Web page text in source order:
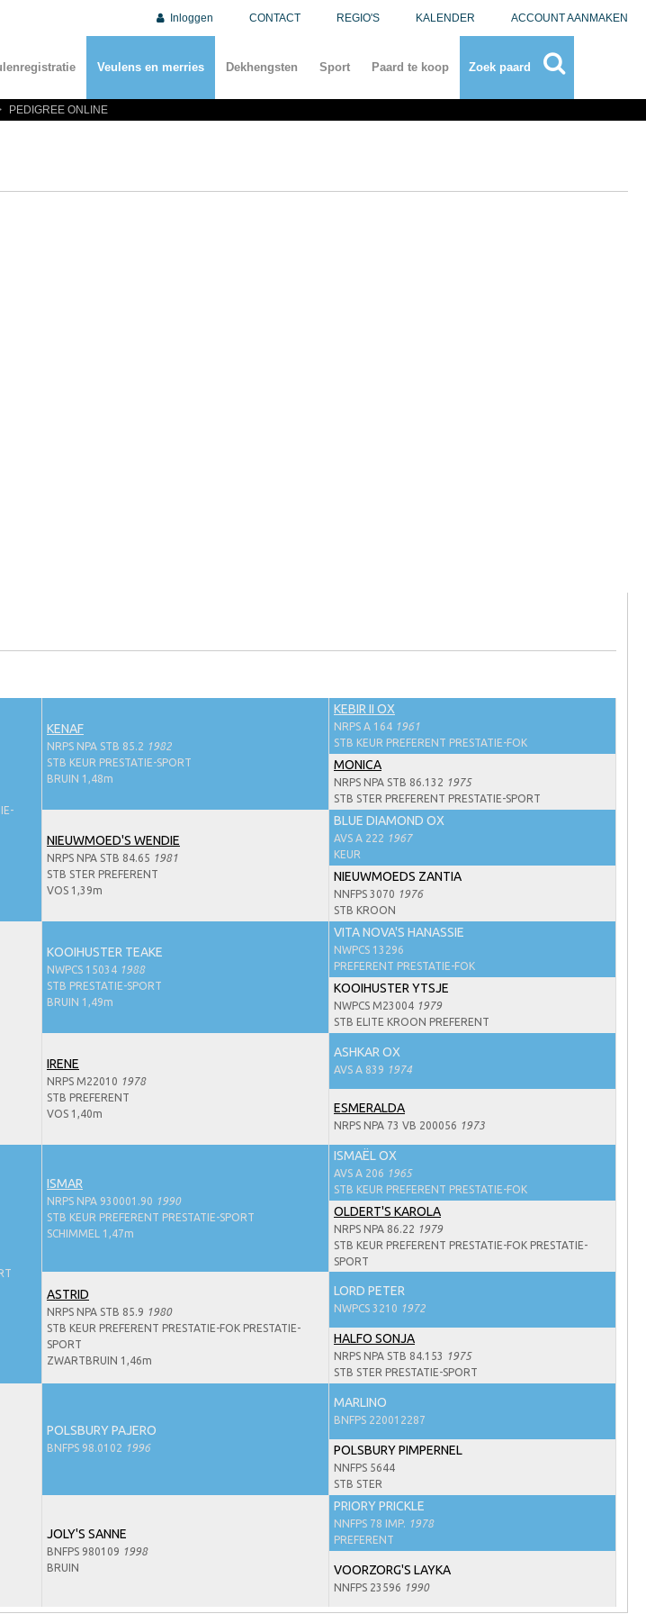
Inloggen CONTACT REGIO'S KALENDER ACCOUNT AANMAKEN
Veulens en merries Dekhengsten Sport Paard te koop Zoek paard
PEDIGREE ONLINE
KENAF
NRPS NPA STB 85.2 1982
STB KEUR PRESTATIE-SPORT
BRUIN 1,48m
KEBIR II OX
NRPS A 164 1961
STB KEUR PREFERENT PRESTATIE-FOK
MONICA
NRPS NPA STB 86.132 1975
STB STER PREFERENT PRESTATIE-SPORT
NIEUWMOED'S WENDIE
NRPS NPA STB 84.65 1981
STB STER PREFERENT
VOS 1,39m
BLUE DIAMOND OX
AVS A 222 1967
KEUR
NIEUWMOEDS ZANTIA
NNFPS 3070 1976
STB KROON
KOOIHUSTER TEAKE
NWPCS 15034 1988
STB PRESTATIE-SPORT
BRUIN 1,49m
VITA NOVA'S HANASSIE
NWPCS 13296
PREFERENT PRESTATIE-FOK
KOOIHUSTER YTSJE
NWPCS M23004 1979
STB ELITE KROON PREFERENT
IRENE
NRPS M22010 1978
STB PREFERENT
VOS 1,40m
ASHKAR OX
AVS A 839 1974
ESMERALDA
NRPS NPA 73 VB 200056 1973
ISMAR
NRPS NPA 930001.90 1990
STB KEUR PREFERENT PRESTATIE-SPORT
SCHIMMEL 1,47m
ISMAËL OX
AVS A 206 1965
STB KEUR PREFERENT PRESTATIE-FOK
OLDERT'S KAROLA
NRPS NPA 86.22 1979
STB KEUR PREFERENT PRESTATIE-FOK PRESTATIE-
SPORT
ASTRID
NRPS NPA STB 85.9 1980
STB KEUR PREFERENT PRESTATIE-FOK PRESTATIE-
SPORT
ZWARTBRUIN 1,46m
LORD PETER
NWPCS 3210 1972
HALFO SONJA
NRPS NPA STB 84.153
1975
STB STER PRESTATIE-SPORT
POLSBURY PAJERO
BNFPS 98.0102 1996
MARLINO
BNFPS 220012287
POLSBURY PIMPERNEL
NNFPS 5644
STB STER
JOLY'S SANNE
BNFPS 980109 1998
BRUIN
PRIORY PRICKLE
NNFPS 78 IMP. 1978
PREFERENT
VOORZORG'S LAYKA
NNFPS 23596 1990